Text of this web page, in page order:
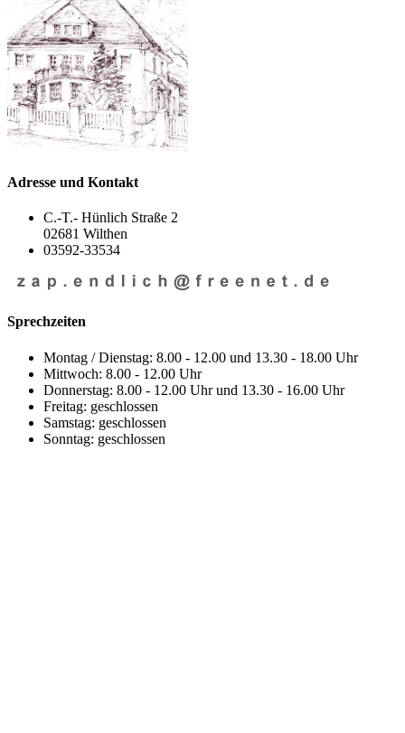
Adresse und Kontakt
C.-T.- Hünlich Straße 2
02681 Wilthen
03592-33534
Sprechzeiten
Montag / Dienstag: 8.00 - 12.00 und 13.30 - 18.00 Uhr
Mittwoch: 8.00 - 12.00 Uhr
Donnerstag: 8.00 - 12.00 Uhr und 13.30 - 16.00 Uhr
Freitag: geschlossen
Samstag: geschlossen
Sonntag: geschlossen